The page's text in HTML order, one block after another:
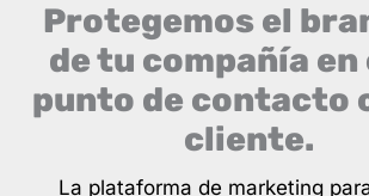
Protegemos el
de tu compañía en
punto de contacto
cliente.
La plataforma de marketing